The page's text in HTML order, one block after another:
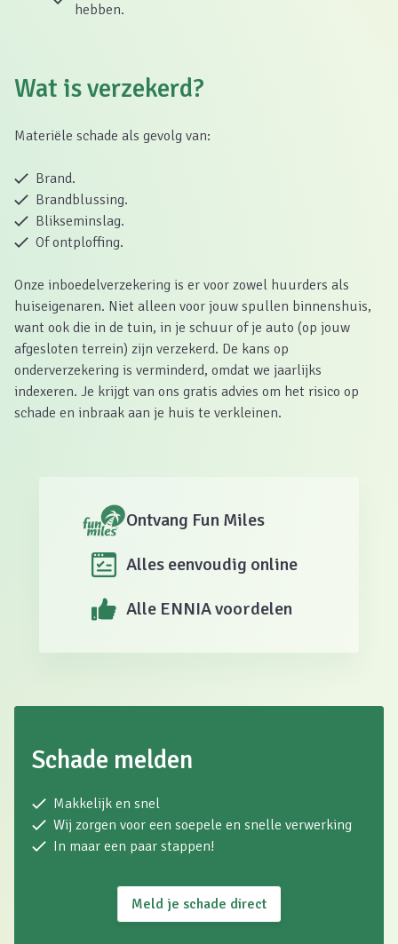
hebben.
Wat is verzekerd?
Materiële schade als gevolg van:
Brand.
Brandblussing.
Blikseminslag.
Of ontploffing.
Onze inboedelverzekering is er voor zowel huurders als
huiseigenaren. Niet alleen voor jouw spullen binnenshuis,
want ook die in de tuin, in je schuur of je auto (op jouw
afgesloten terrein) zijn verzekerd. De kans op
onderverzekering is verminderd, omdat we jaarlijks
indexeren. Je krijgt van ons gratis advies om het risico op
schade en inbraak aan je huis te verkleinen.
Ontvang Fun Miles
Alles eenvoudig online
Alle ENNIA voordelen
Schade melden
Makkelijk en snel
Wij zorgen voor een soepele en snelle verwerking
In maar een paar stappen!
Meld je schade direct